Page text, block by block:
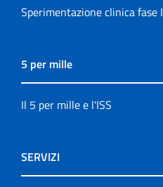
Sperimentazione clinica fase I
5 per mille
Il 5 per mille e l'ISS
SERVIZI